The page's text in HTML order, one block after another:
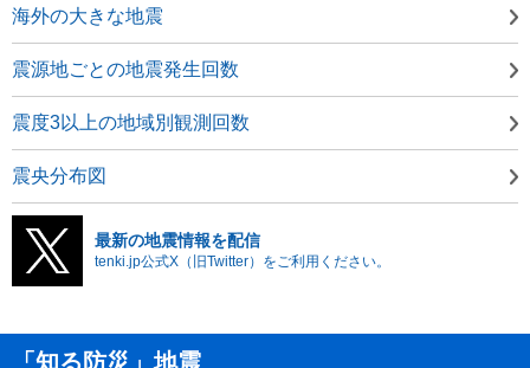
海外の大きな地震
震源地ごとの地震発生回数
震度3以上の地域別観測回数
震央分布図
最新の地震情報を配信
tenki.jp公式X（旧Twitter）をご利用ください。
「知る防災」地震